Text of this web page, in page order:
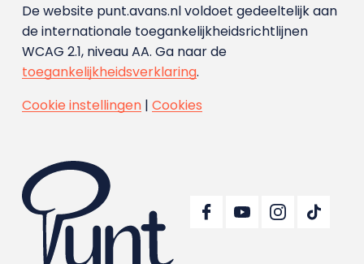
De website punt.avans.nl voldoet gedeeltelijk aan
de internationale toegankelijkheidsrichtlijnen
WCAG 2.1, niveau AA. Ga naar de
toegankelijkheidsverklaring.
Cookie instellingen| Cookies